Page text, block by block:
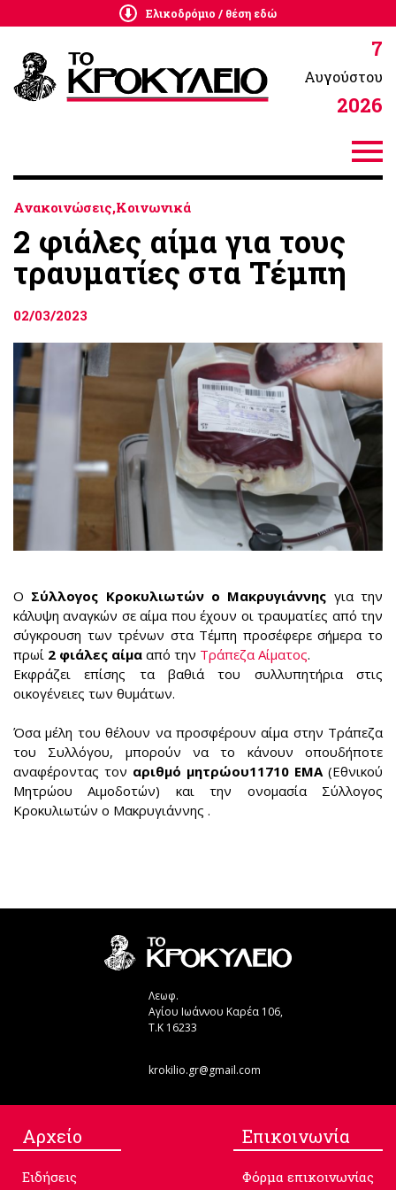
7
Αυγούστου
2026
Ελικοδρόμιο / θέση εδώ
Ανακοινώσεις,Κοινωνικά
2 φιάλες αίμα για τους
τραυματίες στα Τέμπη
02/03/2023
Ο Σύλλογος Κροκυλιωτών ο Μακρυγιάννης για την
κάλυψη αναγκών σε αίμα που έχουν οι τραυματίες από την
σύγκρουση των τρένων στα Τέμπη προσέφερε σήμερα το
πρωί 2 φιάλες αίμα από την Τράπεζα Αίματος.
Εκφράζει επίσης τα βαθιά του συλλυπητήρια στις
οικογένειες των θυμάτων.
Όσα μέλη του θέλουν να προσφέρουν αίμα στην Τράπεζα
του Συλλόγου, μπορούν να το κάνουν οπουδήποτε
αναφέροντας τον αριθμό μητρώου11710 ΕΜΑ (Εθνικού
Μητρώου Αιμοδοτών) και την ονομασία Σύλλογος
Κροκυλιωτών ο Μακρυγιάννης .
Λεωφ.
Αγίου Ιωάννου Καρέα 106,
Τ.Κ 16233
krokilio.gr@gmail.com
Aρχείο
Ειδήσεις
Επικοινωνία
Φόρμα επικοινωνίας